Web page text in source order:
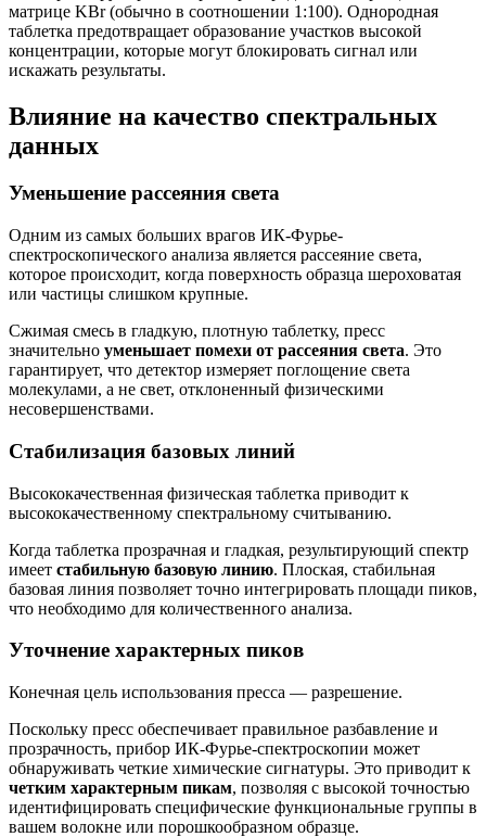
матрице KBr (обычно в соотношении 1:100). Однородная
таблетка предотвращает образование участков высокой
концентрации, которые могут блокировать сигнал или
искажать результаты.
Влияние на качество спектральных
данных
Уменьшение рассеяния света
Одним из самых больших врагов ИК-Фурье-
спектроскопического анализа является рассеяние света,
которое происходит, когда поверхность образца шероховатая
или частицы слишком крупные.
Сжимая смесь в гладкую, плотную таблетку, пресс
значительно уменьшает помехи от рассеяния света. Это
гарантирует, что детектор измеряет поглощение света
молекулами, а не свет, отклоненный физическими
несовершенствами.
Стабилизация базовых линий
Высококачественная физическая таблетка приводит к
высококачественному спектральному считыванию.
Когда таблетка прозрачная и гладкая, результирующий спектр
имеет стабильную базовую линию. Плоская, стабильная
базовая линия позволяет точно интегрировать площади пиков,
что необходимо для количественного анализа.
Уточнение характерных пиков
Конечная цель использования пресса — разрешение.
Поскольку пресс обеспечивает правильное разбавление и
прозрачность, прибор ИК-Фурье-спектроскопии может
обнаруживать четкие химические сигнатуры. Это приводит к
четким характерным пикам, позволяя с высокой точностью
идентифицировать специфические функциональные группы в
вашем волокне или порошкообразном образце.